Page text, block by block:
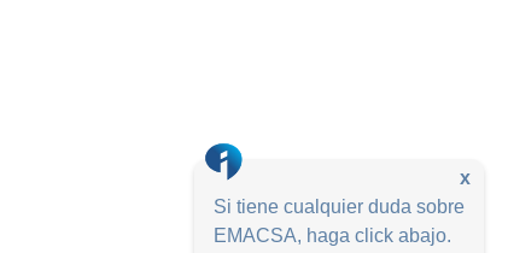
x
Si tiene cualquier duda sobre
EMACSA, haga click abajo.